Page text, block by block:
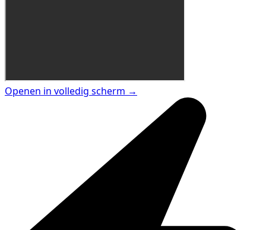
Openen in volledig scherm →